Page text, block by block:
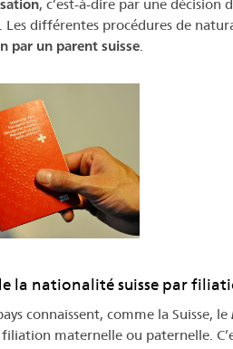
, c’est-à-dire par une décision
différentes procédures de
par un parent suisse.
la nationalité suisse par
connaissent, comme la Suisse, le
maternelle ou paternelle.